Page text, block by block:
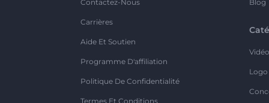
Contactez-Nous
Carrières
Aide Et Soutien
Programme D'affiliation
Politique De Confidentialité
Termes Et Conditions
Blog
Vidéo
Logo